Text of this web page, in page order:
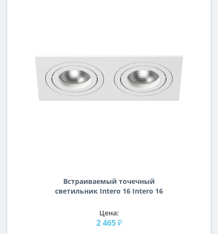
Встраиваемый точечный
светильник Intero 16 Intero 16
Цена:
2 465 ₽